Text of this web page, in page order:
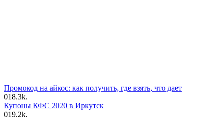
Промокод на айкос: как получить, где взять, что дает
018.3k.
Купоны КФС 2020 в Иркутск
019.2k.